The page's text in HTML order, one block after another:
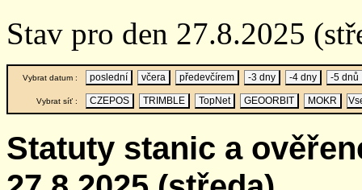
Stav pro den 27.8.2025
Vybrat datum : poslední včera předevčírem -3 dny -4 dny -5 dnů
Vybrat síť : CZEPOS TRIMBLE TopNet GEOORBIT MOKR
Statuty stanic a